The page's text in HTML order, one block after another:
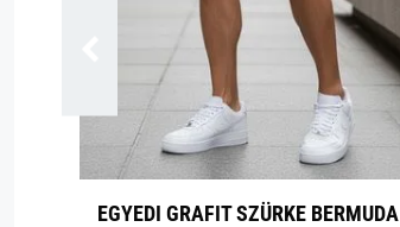
EGYEDI GRAFIT SZÜRKE BERMUDA